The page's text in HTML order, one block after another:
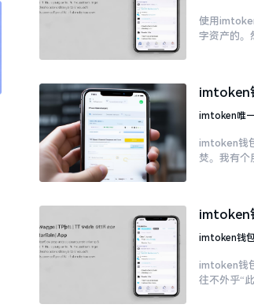
使用
字资产的。
imtoken
imtoken唯
imtoken钱
焚。我有个
imtoken
imtoken钱
imtoken钱
往不外乎“